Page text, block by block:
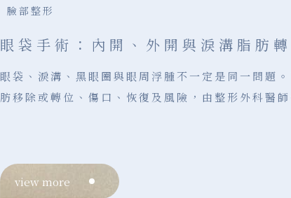
臉部整形
眼袋手術：內開、外開與淚溝脂肪
眼袋、淚溝、黑眼圈與眼周浮腫不一定是同一問題
肪移除或轉位、傷口、恢復及風險，由整形外科醫
view more